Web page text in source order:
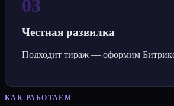
03
Честная развилка
Подходит тираж — оформим
КАК РАБОТАЕМ